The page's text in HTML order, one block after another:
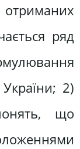
ряд
2)
що